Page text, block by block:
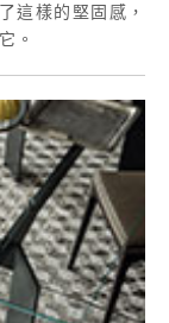
這樣的堅固感，
。